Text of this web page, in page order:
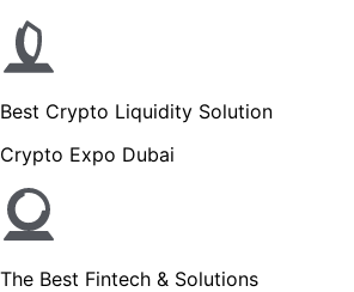
Best Crypto Liquidity Solution
Crypto Expo Dubai
The Best Fintech & Solutions